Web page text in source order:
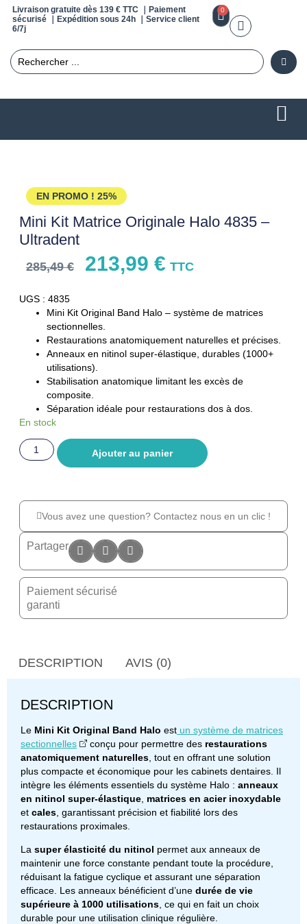
Livraison gratuite dès 139 € TTC ｜Paiement
sécurisé ｜Expédition sous 24h ｜Service client
6/7j
0
EN PROMO ! 25%
Mini Kit Matrice Originale Halo 4835 –
Ultradent
285,49€ 213,99 € TTC
UGS : 4835
Mini Kit Original Band Halo – système de matrices
sectionnelles.
Restaurations anatomiquement naturelles et précises.
Anneaux en nitinol super-élastique, durables (1000+
utilisations).
Stabilisation anatomique limitant les excès de
composite.
Séparation idéale pour restaurations dos à dos.
En stock
Ajouter au panier
Vous avez une question? Contactez nous en un clic !
Partager
Paiement sécurisé
garanti
DESCRIPTION AVIS (0)
DESCRIPTION
Le Mini Kit Original Band Halo est un système de matrices
sectionnelles
conçu pour permettre des restaurations
anatomiquement naturelles , tout en offrant une solution
plus compacte et économique pour les cabinets dentaires. Il
intègre les éléments essentiels du système Halo : anneaux
en nitinol super-élastique matrices en acier inoxydable
et cales , garantissant précision et fiabilité lors des
restaurations proximales.
La super élasticité du nitinol permet aux anneaux de
maintenir une force constante pendant toute la procédure,
réduisant la fatigue cyclique et assurant une séparation
efficace. Les anneaux bénéficient d’une durée de vie
supérieure à 1000 utilisations, ce qui en fait un choix
durable pour une utilisation clinique régulière.